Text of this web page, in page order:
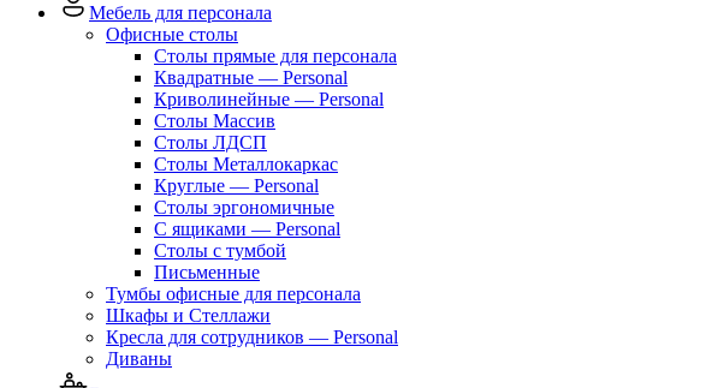
Мебель для персонала
Офисные столы
Столы прямые для персонала
Квадратные — Personal
Криволинейные — Personal
Столы Массив
Столы ЛДСП
Столы Металлокаркас
Круглые — Personal
Столы эргономичные
С ящиками — Personal
Столы с тумбой
Письменные
Тумбы офисные для персонала
Шкафы и Стеллажи
Кресла для сотрудников — Personal
Диваны